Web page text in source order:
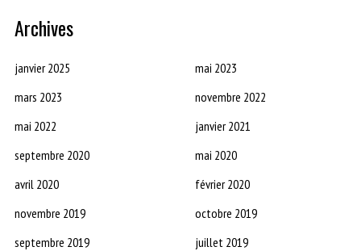
Archives
janvier 2025
mai 2023
mars 2023
novembre 2022
mai 2022
janvier 2021
septembre 2020
mai 2020
avril 2020
février 2020
novembre 2019
octobre 2019
septembre 2019
juillet 2019